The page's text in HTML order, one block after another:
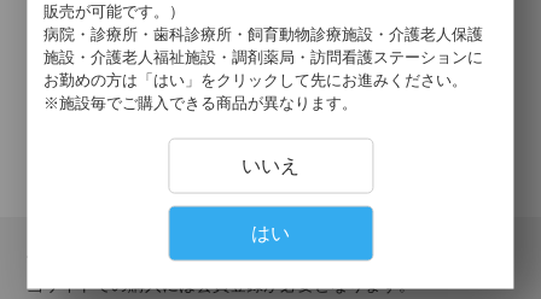
7件中 1〜7件目
会員登録について
当サイトでの購入には会員登録が必要となります。
販売が可能です。）
病院・診療所・歯科診療所・飼育動物診療施設・介護老人保護
施設・介護老人福祉施設・調剤薬局・訪問看護ステーションに
お勤めの方は「はい」をクリックして先にお進みください。
※施設毎でご購入できる商品が異なります。
いいえ
はい